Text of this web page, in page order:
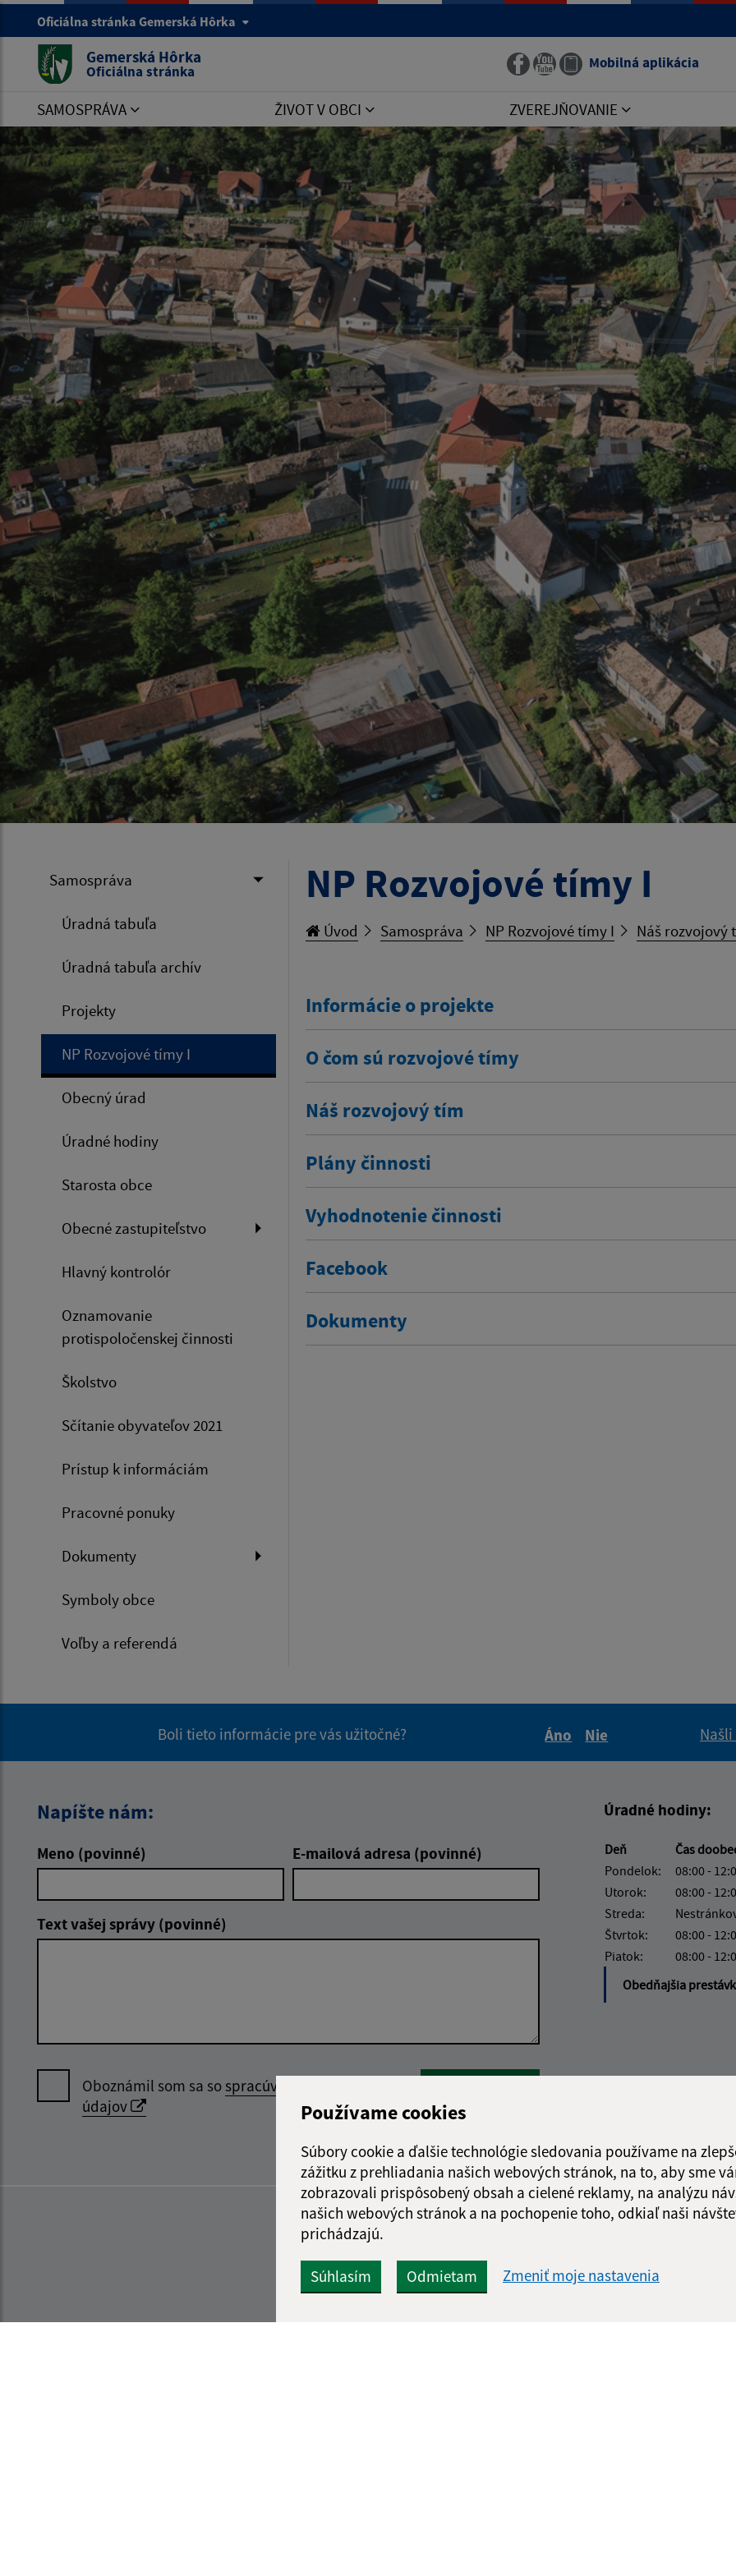
Používame cookies
Súbory cookie a ďalšie technológie sledovania používame na
zážitku z prehliadania našich webových stránok, na to, aby sme
zobrazovali prispôsobený obsah a cielené reklamy, na analýzu
našich webových stránok a na pochopenie toho, odkiaľ naši
prichádzajú.
Súhlasím Odmietam Zmeniť moje nastavenia
Oficiálna stránka Gemerská Hôrka
Gemerská Hôrka
Oficiálna stránka Mobilná aplikácia
SAMOSPRÁVA ŽIVOT V OBCI ZVEREJŇOVANIE
Samospráva
Úradná tabuľa
Úradná tabuľa archív
Projekty
NP Rozvojové tímy I
Obecný úrad
Úradné hodiny
Starosta obce
Obecné zastupiteľstvo
Hlavný kontrolór
Oznamovanie
protispoločenskej činnosti
Školstvo
Sčítanie obyvateľov 2021
Prístup k informáciám
Pracovné ponuky
Dokumenty
Symboly obce
Voľby a referendá
NP Rozvojové tímy I
Úvod Samospráva NP Rozvojové tímy I Náš rozvojový
Informácie o projekte
O čom sú rozvojové tímy
Náš rozvojový tím
Plány činnosti
Vyhodnotenie činnosti
Facebook
Dokumenty
Boli tieto informácie pre vás užitočné?
Áno
Nie
Napíšte nám:
Meno (povinné) E-mailová adresa (povinné)
Text vašej správy (povinné)
Oboznámil som sa sospracúvaním osobných
údajov
Google reCaptcha Response
Úradné hodiny:
Deň
Čas
Pondelok:
08:00 -
Utorok:
08:00 -
Streda:
Štvrtok:
08:00 -
Piatok:
08:00 -
Obedňajšia